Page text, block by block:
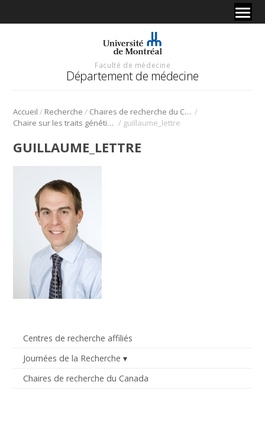
Faculté de médecine
Département de médecine
Accueil / Recherche / Chaires de recherche du Canada /
Chaire sur les traits génétiques complexes / guillaume_lettre
Centres de recherche affiliés
Journées de la Recherche
Chaires de recherche du Canada
GUILLAUME_LETTRE